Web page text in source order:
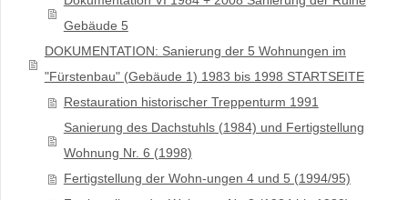
Gebäude 5
DOKUMENTATION: Sanierung der 5 Wohnungen im
"Fürstenbau" (Gebäude 1) 1983 bis 1998 STARTSEITE
Restauration historischer Treppenturm 1991
Sanierung des Dachstuhls (1984) und Fertigstellung
Wohnung Nr. 6 (1998)
Fertigstellung der Wohn-ungen 4 und 5 (1994/95)